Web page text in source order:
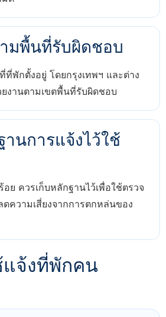
มพื้นที่รับผิดชอบ
พักตั้งอยู่ โดยกรุงเทพฯ และต่าง
งานตามเขตพื้นที่รับผิดชอบ
านการแจ้งไว้ใช้
อย ควรเก็บหลักฐานไว้เพื่อใช้ตรวจ
ความเสี่ยงจากการตกหล่นของ
แจ้งที่พักคน